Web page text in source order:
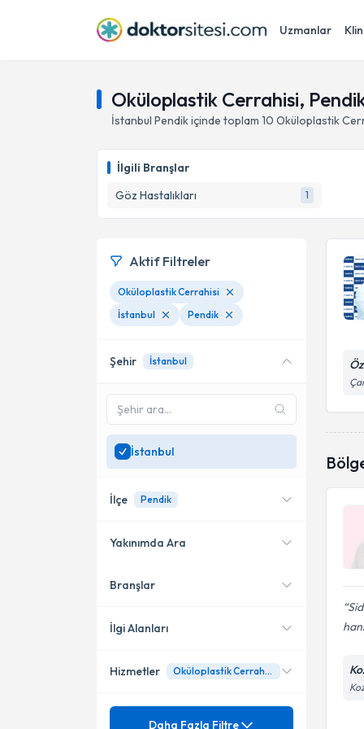
Uzmanlar
Oküloplastik Cerrahisi,
İstanbul Pendikiçinde toplam 10 Oküloplastik
İlgili Branşlar
Göz Hastalıkları
1
Aktif Filtreler
Oküloplastik Cerrahisi
İstanbul
Pendik
Şehir İstanbul
İstanbul
İlçe Pendik
Üsküdar
Bağcılar
Yakınımda Ara
Konumuma yakın uzmanları
Branşlar
Göz Hastalıkları
İlgi Alanları
Alerjik Konjonktivit
Hizmetler Oküloplastik Cerrahisi
Mezuniyet
Daha Fazla Filtre